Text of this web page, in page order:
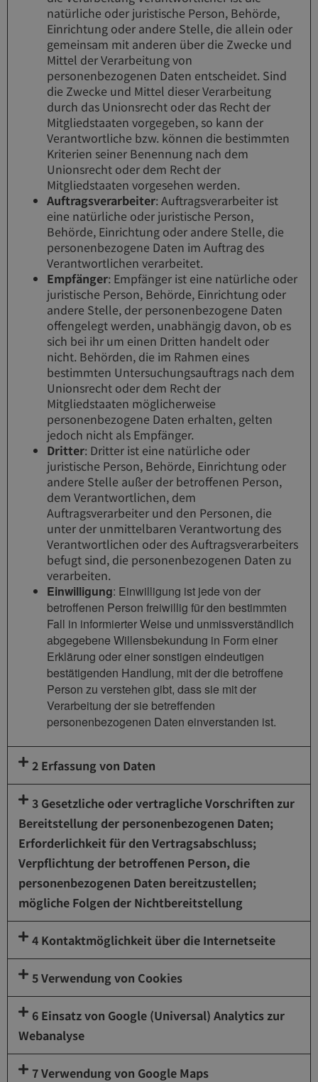
natürliche oder juristische Person, Behörde,
Einrichtung oder andere Stelle, die allein oder
gemeinsam mit anderen über die Zwecke und
Mittel der Verarbeitung von
personenbezogenen Daten entscheidet. Sind
die Zwecke und Mittel dieser Verarbeitung
durch das Unionsrecht oder das Recht der
Mitgliedstaaten vorgegeben, so kann der
Verantwortliche bzw. können die bestimmten
Kriterien seiner Benennung nach dem
Unionsrecht oder dem Recht der
Mitgliedstaaten vorgesehen werden.
Auftragsverarbeiter: Auftragsverarbeiter ist
eine natürliche oder juristische Person,
Behörde, Einrichtung oder andere Stelle, die
personenbezogene Daten im Auftrag des
Verantwortlichen verarbeitet.
Empfänger: Empfänger ist eine natürliche oder
juristische Person, Behörde, Einrichtung oder
andere Stelle, der personenbezogene Daten
offengelegt werden, unabhängig davon, ob es
sich bei ihr um einen Dritten handelt oder
nicht. Behörden, die im Rahmen eines
bestimmten Untersuchungsauftrags nach dem
Unionsrecht oder dem Recht der
Mitgliedstaaten möglicherweise
personenbezogene Daten erhalten, gelten
jedoch nicht als Empfänger.
Dritter: Dritter ist eine natürliche oder
juristische Person, Behörde, Einrichtung oder
andere Stelle außer der betroffenen Person,
dem Verantwortlichen, dem
Auftragsverarbeiter und den Personen, die
unter der unmittelbaren Verantwortung des
Verantwortlichen oder des Auftragsverarbeiters
befugt sind, die personenbezogenen Daten zu
verarbeiten.
Einwilligung: Einwilligung ist jede von der
betroffenen Person freiwillig für den bestimmten
Fall in informierter Weise und unmissverständlich
abgegebene Willensbekundung in Form einer
Erklärung oder einer sonstigen eindeutigen
bestätigenden Handlung, mit der die betroffene
Person zu verstehen gibt, dass sie mit der
Verarbeitung der sie betreffenden
personenbezogenen Daten einverstanden ist.
2 Erfassung von Daten
3 Gesetzliche oder vertragliche Vorschriften zur
Bereitstellung der personenbezogenen Daten;
Erforderlichkeit für den Vertragsabschluss;
Verpflichtung der betroffenen Person, die
personenbezogenen Daten bereitzustellen;
mögliche Folgen der Nichtbereitstellung
4 Kontaktmöglichkeit über die Internetseite
5 Verwendung von Cookies
6 Einsatz von Google (Universal) Analytics zur
Webanalyse
7 Verwendung von Google Maps